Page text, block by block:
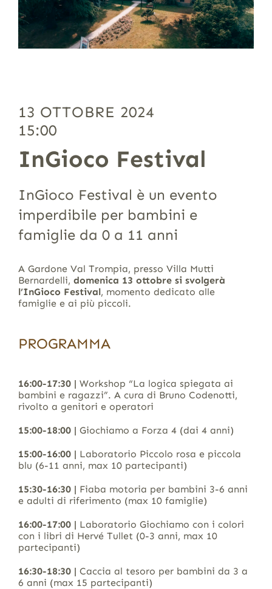
13 OTTOBRE 2024
15:00
InGioco Festival
InGioco Festival è un evento
imperdibile per bambini e
famiglie da 0 a 11 anni
A Gardone Val Trompia, presso Villa Mutti
Bernardelli, domenica 13 ottobre si svolgerà
l’InGioco Festival, momento dedicato alle
famiglie e ai più piccoli.
PROGRAMMA
16:00-17:30 | Workshop “La logica spiegata ai
bambini e ragazzi”. A cura di Bruno Codenotti,
rivolto a genitori e operatori
15:00-18:00 | Giochiamo a Forza 4 (dai 4 anni)
15:00-16:00 | Laboratorio Piccolo rosa e piccola
blu (6-11 anni, max 10 partecipanti)
15:30-16:30 | Fiaba motoria per bambini 3-6 anni
e adulti di riferimento (max 10 famiglie)
16:00-17:00 | Laboratorio Giochiamo con i colori
con i libri di Hervé Tullet (0-3 anni, max 10
partecipanti)
16:30-18:30 | Caccia al tesoro per bambini da 3 a
6 anni (max 15 partecipanti)